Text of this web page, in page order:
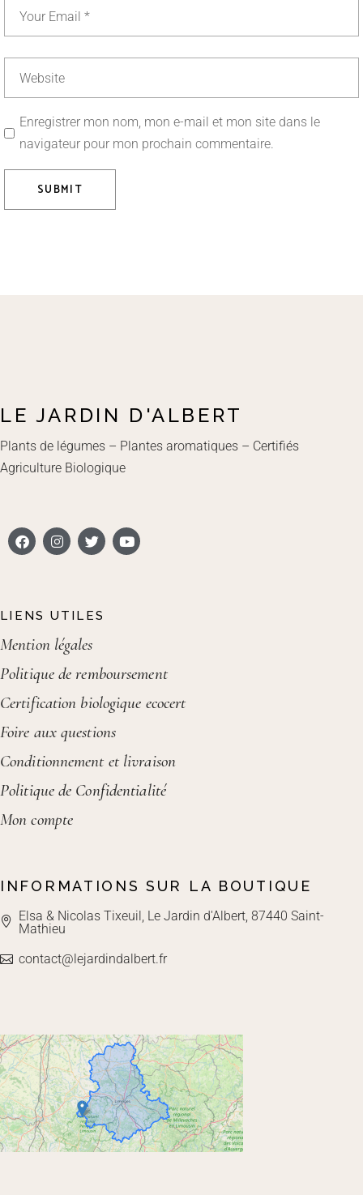
Enregistrer mon nom, mon e-mail et mon site dans le
navigateur pour mon prochain commentaire.
SUBMIT
LE JARDIN D'ALBERT
Plants de légumes – Plantes aromatiques – Certifiés
Agriculture Biologique
LIENS UTILES
Mention légales
Politique de remboursement
Certification biologique ecocert
Foire aux questions
Conditionnement et livraison
Politique de Confidentialité
Mon compte
INFORMATIONS SUR LA BOUTIQUE
Elsa & Nicolas Tixeuil, Le Jardin d'Albert, 87440 Saint-
Mathieu
contact@lejardindalbert.fr